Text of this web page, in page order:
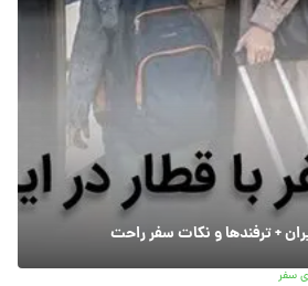
+ ترفندها و نکات سفر راحت
سفر